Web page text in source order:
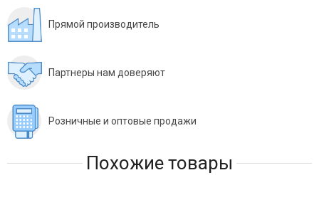
Прямой производитель
Партнеры нам доверяют
Розничные и оптовые продажи
Похожие товары